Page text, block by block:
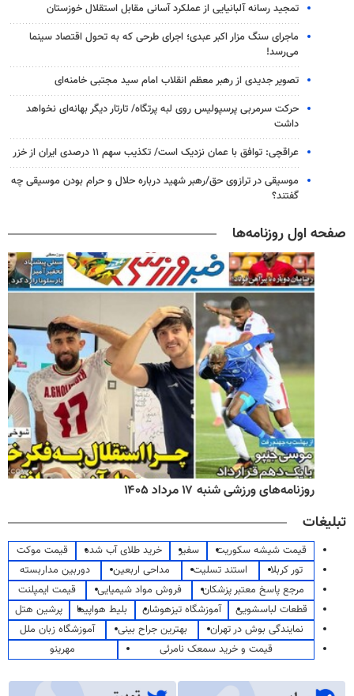
تمجید رسانه آلبانیایی از عملکرد آسانی مقابل استقلال خوزستان
ماجرای سنگ مزار اکبر عبدی؛ اجرای طرحی که به تحول اقتصاد سینما
می‌رسد!
تصویر جدیدی از رهبر معظم انقلاب امام سید مجتبی خامنه‌ای
حرکت سرمربی پرسپولیس روی لبه پرتگاه/ تارتار دیگر بهانه‌ای نخواهد
داشت
عراقچی: توافق با عمان نزدیک است/ تکذیب سهم ۱۱ درصدی ایران از خزر
موسیقی در ترازوی حق/رهبر شهید درباره حلال و حرام بودن موسیقی چه
گفتند؟
صفحه اول روزنامه‌ها
روزنامه‌های ورزشی شنبه ۱۷ مرداد ۱۴۰۵
تبلیغات
قیمت شیشه سکوریت سفیر خرید طلای آب شده
قیمت موکت
تور کربلا
استند تسلیت مداحی اربعین
دوربین مداربسته
مرجع پاسخ معتبر پزشکان
فروش مواد شیمیایی
قیمت ایمپلنت
قطعات لباسشویی
آموزشگاه تیزهوشان بلیط هواپیما
پرشین هتل
نمایندگی بوش در تهران
بهترین جراح بینی
آموزشگاه زبان ملل
قیمت و خرید سمعک نامرئی
مهرینو